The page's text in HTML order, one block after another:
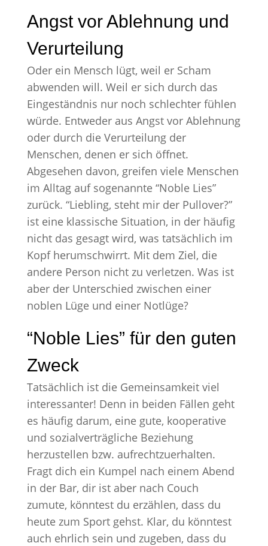
Angst vor Ablehnung und
Verurteilung
Oder ein Mensch lügt, weil er Scham
abwenden will. Weil er sich durch das
Eingeständnis nur noch schlechter fühlen
würde. Entweder aus Angst vor Ablehnung
oder durch die Verurteilung der
Menschen, denen er sich öffnet.
Abgesehen davon, greifen viele Menschen
im Alltag auf sogenannte “Noble Lies”
zurück. “Liebling, steht mir der Pullover?”
ist eine klassische Situation, in der häufig
nicht das gesagt wird, was tatsächlich im
Kopf herumschwirrt. Mit dem Ziel, die
andere Person nicht zu verletzen. Was ist
aber der Unterschied zwischen einer
noblen Lüge und einer Notlüge?
“Noble Lies” für den guten
Zweck
Tatsächlich ist die Gemeinsamkeit viel
interessanter! Denn in beiden Fällen geht
es häufig darum, eine gute, kooperative
und sozialverträgliche Beziehung
herzustellen bzw. aufrechtzuerhalten.
Fragt dich ein Kumpel nach einem Abend
in der Bar, dir ist aber nach Couch
zumute, könntest du erzählen, dass du
heute zum Sport gehst. Klar, du könntest
auch ehrlich sein und zugeben, dass du